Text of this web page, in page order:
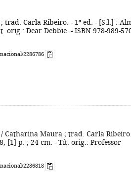
trad. Carla Ribeiro. - 1ª ed. - [S.l.] :
orig.: Dear Debbie. - ISBN 978-989-
2286786
/ Catharina Maura ; trad. Carla
[1] p. ; 24 cm. - Tít. orig.: Professor
2286818